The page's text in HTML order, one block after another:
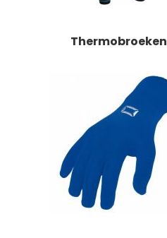
Thermobroeken